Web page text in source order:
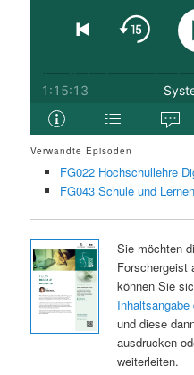
Verwandte Episoden
FG022 Hochschullehre
FG043 Schule und
Sie möchten
Forschergeist
können Sie
Inhaltsangabe
und diese
ausdrucken
weiterleiten.